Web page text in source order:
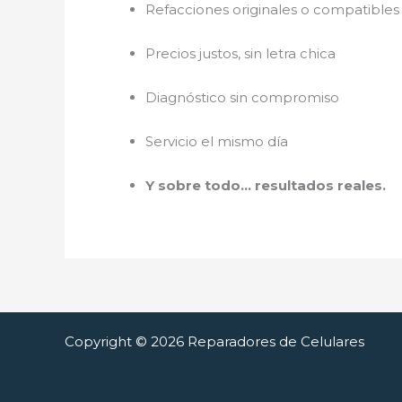
Refacciones originales o
Precios justos, sin letra chica
Diagnóstico sin compromiso
Servicio el mismo día
Y sobre todo… resultados reales.
Copyright © 2026 Reparadores de Celulares